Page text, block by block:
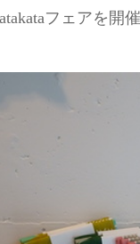
フェアを開